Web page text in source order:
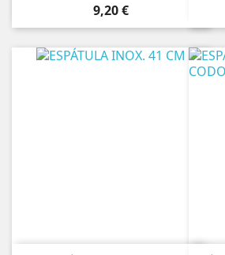
Precio
9,20 €